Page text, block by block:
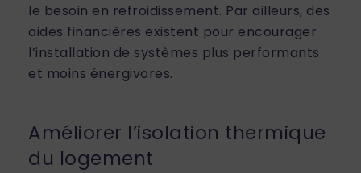
le besoin en refroidissement. Par ailleurs, des
aides financières existent pour encourager
l’installation de systèmes plus performants
et moins énergivores.
Améliorer l’isolation thermique
du logement